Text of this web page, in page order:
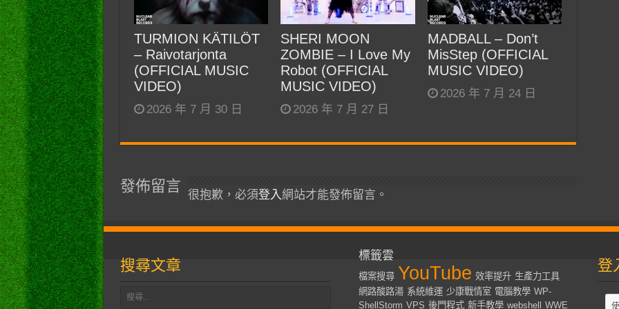
TURMION KÄTILÖT
– Raivotarjonta
(OFFICIAL MUSIC
VIDEO)
2026 年 7 月 30 日
SHERI MOON
ZOMBIE – I Love My
Robot (OFFICIAL
MUSIC VIDEO)
2026 年 7 月 27 日
MADBALL – Don’t
MisStep (OFFICIAL
MUSIC VIDEO)
2026 年 7 月 24 日
發佈留言
很抱歉，必須登入網站才能發佈留言。
搜尋文章
標籤雲
檔案搜尋 YouTube 效率提升 生產力工具
網路酸路湯 系統維運 少康戰情室 電腦教學 WP-
ShellStorm VPS 後門程式 新手教學 webshell WWE
登